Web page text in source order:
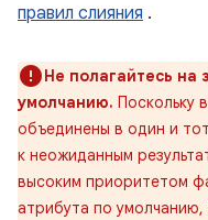
правил слияния .
Не полагайтесь на
умолчанию. Поскольку
объединены в один и
к неожиданным
высоким приоритетом
атрибута по